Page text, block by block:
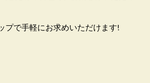
プで手軽にお求めいただけます!